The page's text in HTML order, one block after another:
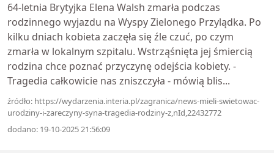
64-letnia Brytyjka Elena Walsh zmarła podczas
rodzinnego wyjazdu na Wyspy Zielonego Przylądka. Po
kilku dniach kobieta zaczęła się źle czuć, po czym
zmarła w lokalnym szpitalu. Wstrząśnięta jej śmiercią
rodzina chce poznać przyczynę odejścia kobiety. -
Tragedia całkowicie nas zniszczyła - mówią blis...
źródło: https://wydarzenia.interia.pl/zagranica/news-mieli-swietowac-
urodziny-i-zareczyny-syna-tragedia-rodziny-z,nId,22432772
dodano: 19-10-2025 21:56:09